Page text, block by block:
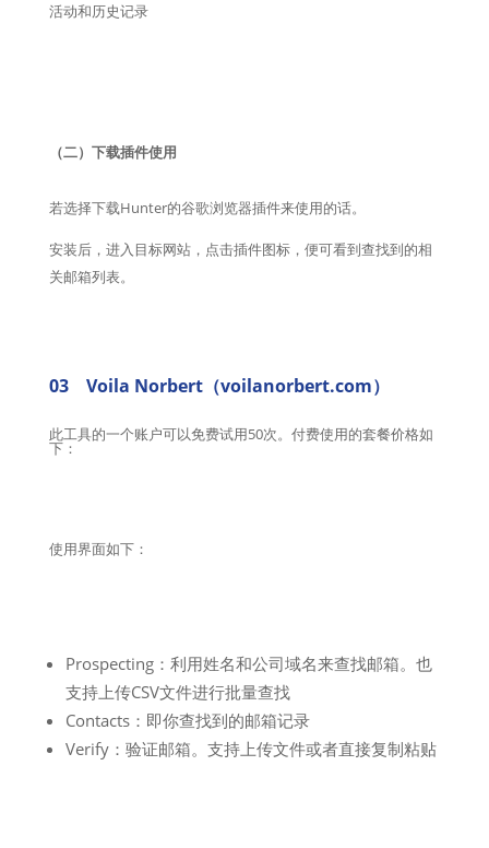
活动和历史记录
（二）下载插件使用
若选择下载Hunter的谷歌浏览器插件来使用的话。
安装后，进入目标网站，点击插件图标，便可看到查找到的相
关邮箱列表。
03 Voila Norbert（voilanorbert.com）
此工具的一个账户可以免费试用50次。付费使用的套餐价格如
下：
使用界面如下：
Prospecting：利用姓名和公司域名来查找邮箱。也
支持上传CSV文件进行批量查找
Contacts：即你查找到的邮箱记录
Verify：验证邮箱。支持上传文件或者直接复制粘贴